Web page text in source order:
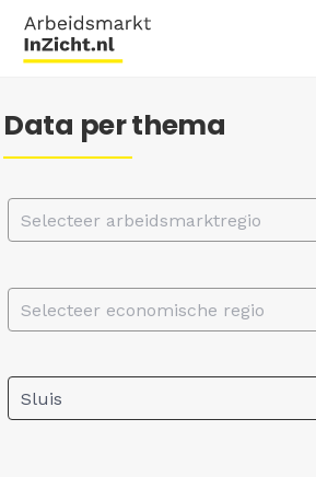
Data per thema
Selecteer arbeidsmarktregio
Selecteer economische regio
Sluis